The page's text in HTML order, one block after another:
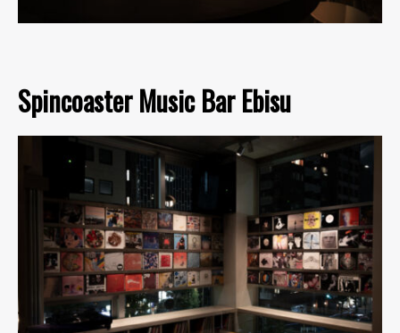
Spincoaster Music Bar Ebisu